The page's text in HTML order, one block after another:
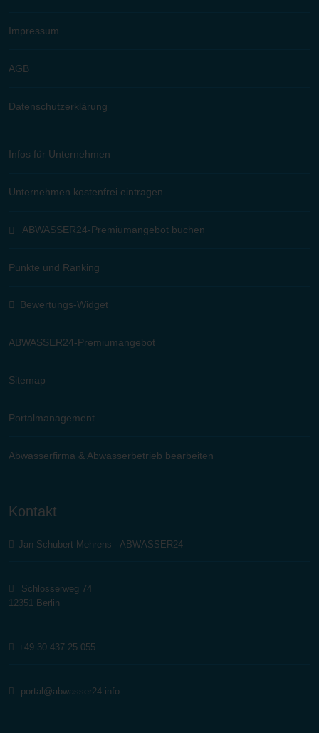
Impressum
AGB
Datenschutzerklärung
Infos für Unternehmen
Unternehmen kostenfrei eintragen
ABWASSER24-Premiumangebot buchen
Punkte und Ranking
Bewertungs-Widget
ABWASSER24-Premiumangebot
Sitemap
Portalmanagement
Abwasserfirma & Abwasserbetrieb bearbeiten
Kontakt
Jan Schubert-Mehrens - ABWASSER24
Schlosserweg 74
12351 Berlin
+49 30 437 25 055
portal@abwasser24.info